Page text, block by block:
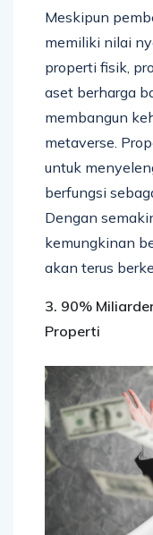
Meskipun
memiliki nilai
properti fisik,
aset berharga
membangun
metaverse.
untuk
berfungsi
Dengan
kemungkinan
akan terus
3. 90%
Properti